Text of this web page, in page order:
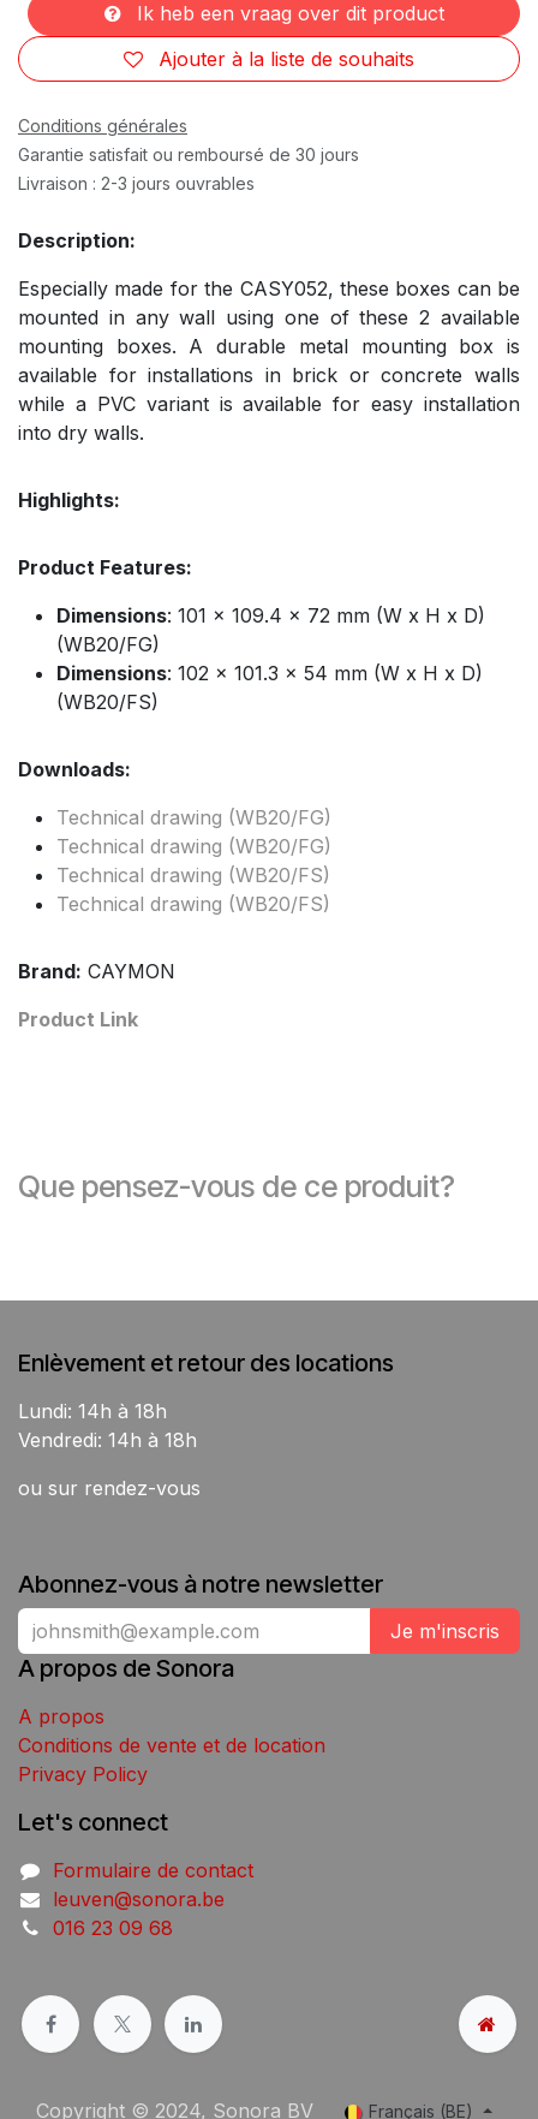
Ik heb een vraag over dit product
Ajouter à la liste de souhaits
Conditions générales
Garantie satisfait ou remboursé de 30 jours
Livraison : 2-3 jours ouvrables
Description:
Especially made for the CASY052, these boxes can be
mounted in any wall using one of these 2 available
mounting boxes. A durable metal mounting box is
available for installations in brick or concrete walls
while a PVC variant is available for easy installation
into dry walls.
Highlights:
Product Features:
Dimensions: 101 x 109.4 x 72 mm (W x H x D)
(WB20/FG)
Dimensions: 102 x 101.3 x 54 mm (W x H x D)
(WB20/FS)
Downloads:
Technical drawing (WB20/FG)
Technical drawing (WB20/FG)
Technical drawing (WB20/FS)
Technical drawing (WB20/FS)
Brand: CAYMON
Product Link
Que pensez-vous de ce produit?
Enlèvement et retour des locations
Lundi: 14h à 18h
Vendredi: 14h à 18h
ou sur rendez-vous
Abonnez-vous à notre newsletter
Je m'inscris
A propos de Sonora
A propos
Conditions de vente et de location
Privacy Policy
Let's connect
Formulaire de contact
leuven@sonora.be
016 23 09 68
Copyright © 2024, Sonora BV Français (BE)